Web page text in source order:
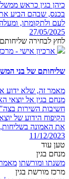
כיהן בגין כראש
בכנס, שבהם הביע
לעם ולתקומתו,
27/05/2025
לחץ לבחירה
ארכיון אישי -
שליחותם של בני
מאמר זה, שלא ידוע
מנחם בגין אל יוצאי
חשיבות השירות
הקיפוח הידוע של
את האמונה
11/12/2023
טען עוד
מנחם בגין
משנתו ומורשתו
מרכז מורשת בגין